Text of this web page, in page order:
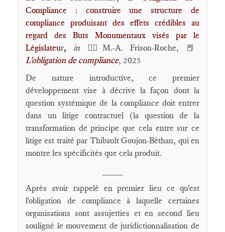
Compliance : construire une structure de
compliance produisant des effets crédibles au
regard des Buts Monumentaux visés par le
Législateur, in 🕴🏻M.-A. Frison-Roche, 📕
L'obligation de compliance, 2025
De nature introductive, ce premier
développement vise à décrive la façon dont la
question systémique de la compliance doit entrer
dans un litige contractuel (la question de la
transformation de principe que cela entre sur ce
litige est traité par Thibault Goujon-Béthan, qui en
montre les spécificités que cela produit.
Après avoir rappelé en premier lieu ce qu'est
l'obligation de compliance à laquelle certaines
organisations sont assujetties et en second lieu
souligné le mouvement de juridictionnalisation de